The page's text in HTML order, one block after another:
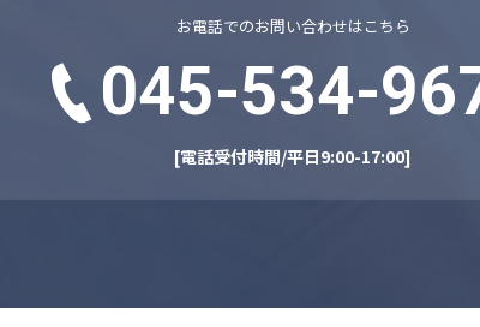
お電話でのお問い合わせはこちら
045-534-
[電話受付時間/平日9:00-17:00]